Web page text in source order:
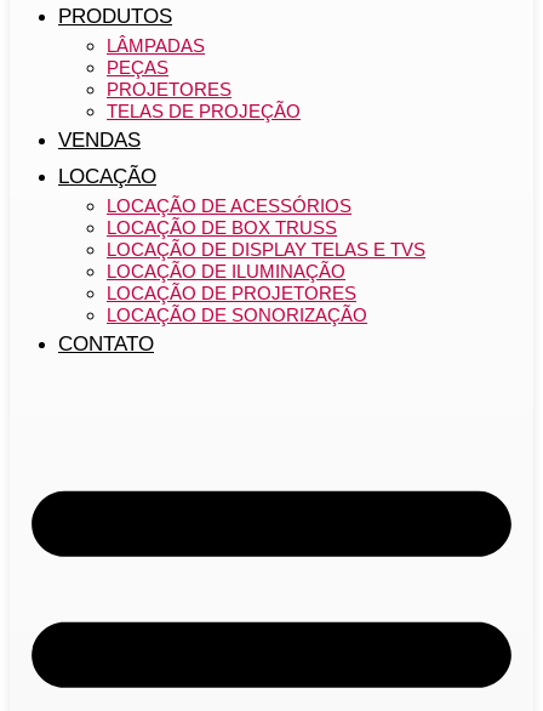
PRODUTOS
LÂMPADAS
PEÇAS
PROJETORES
TELAS DE PROJEÇÃO
VENDAS
LOCAÇÃO
LOCAÇÃO DE ACESSÓRIOS
LOCAÇÃO DE BOX TRUSS
LOCAÇÃO DE DISPLAY TELAS E TVS
LOCAÇÃO DE ILUMINAÇÃO
LOCAÇÃO DE PROJETORES
LOCAÇÃO DE SONORIZAÇÃO
CONTATO